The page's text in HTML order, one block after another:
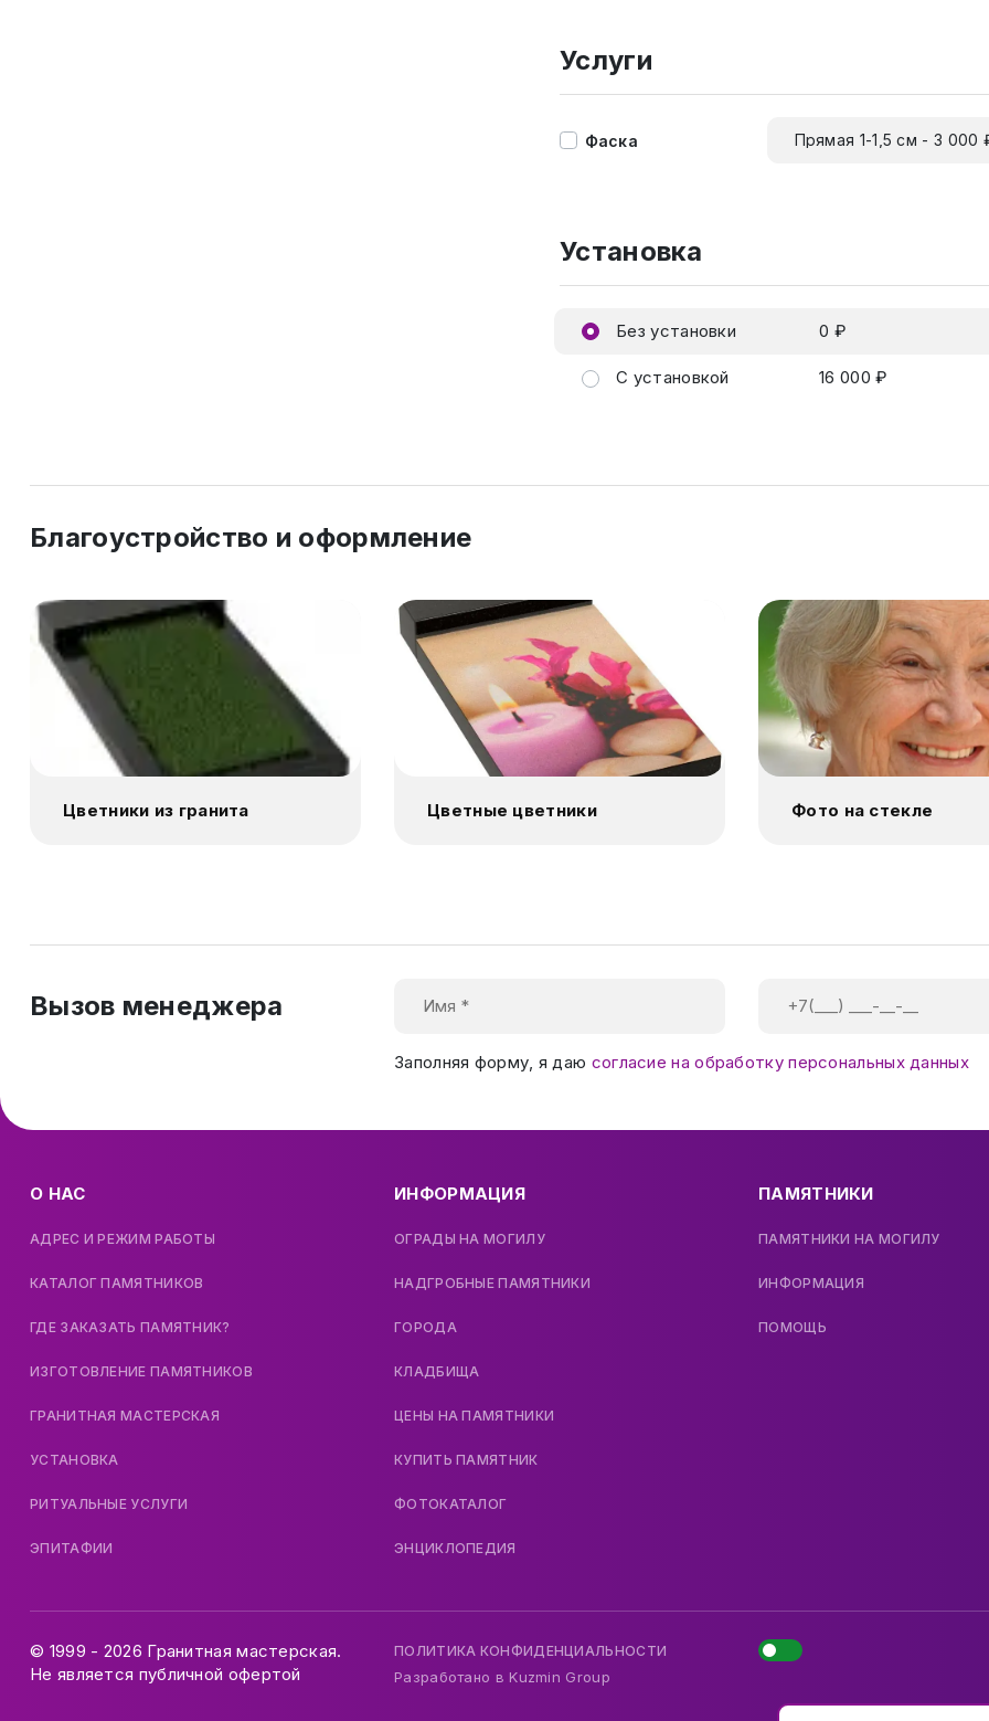
Услуги
Фаска Прямая 1-1,5 см - 3 000
Установка
Без установки 0 ₽
С установкой 16 000 ₽
Благоустройство и оформление
Цветники из гранита Цветные цветники Фото на стекле
Вызов менеджера
Заполняя форму, я даю согласие на обработку персональных данных
О НАС
АДРЕС И РЕЖИМ РАБОТЫ
КАТАЛОГ ПАМЯТНИКОВ
ГДЕ ЗАКАЗАТЬ ПАМЯТНИК?
ИЗГОТОВЛЕНИЕ ПАМЯТНИКОВ
ГРАНИТНАЯ МАСТЕРСКАЯ
УСТАНОВКА
РИТУАЛЬНЫЕ УСЛУГИ
ЭПИТАФИИ
ИНФОРМАЦИЯ
ОГРАДЫ НА МОГИЛУ
НАДГРОБНЫЕ ПАМЯТНИКИ
ГОРОДА
КЛАДБИЩА
ЦЕНЫ НА ПАМЯТНИКИ
КУПИТЬ ПАМЯТНИК
ФОТОКАТАЛОГ
ЭНЦИКЛОПЕДИЯ
ПАМЯТНИКИ
ПАМЯТНИКИ НА МОГИЛУ
ИНФОРМАЦИЯ
ПОМОЩЬ
© 1999 - 2026 Гранитная мастерская.
Не является публичной офертой
ПОЛИТИКА КОНФИДЕНЦИАЛЬНОСТИ
Разработано вKuzmin Group